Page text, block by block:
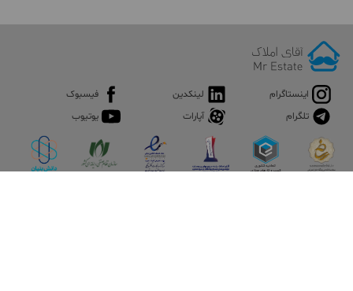
اینستاگرام لینکدین
فیسبوک
تلگرام
آپارات یوتیوب